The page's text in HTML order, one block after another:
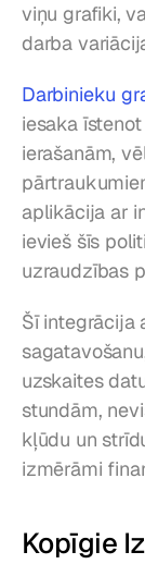
viņu grafiki,
darba
Darbinieku
iesaka
ierašanām,
aplikācija ar
ievieš šīs
uzraudzības
Šī integrācija
uzskaites
stundām,
kļūdu un
izmērāmi
Kopīgie